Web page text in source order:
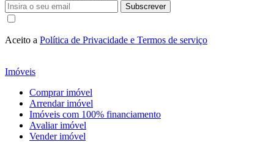
Subscrever
Aceito a Política de Privacidade e Termos de serviço
Imóveis
Comprar imóvel
Arrendar imóvel
Imóveis com 100% financiamento
Avaliar imóvel
Vender imóvel